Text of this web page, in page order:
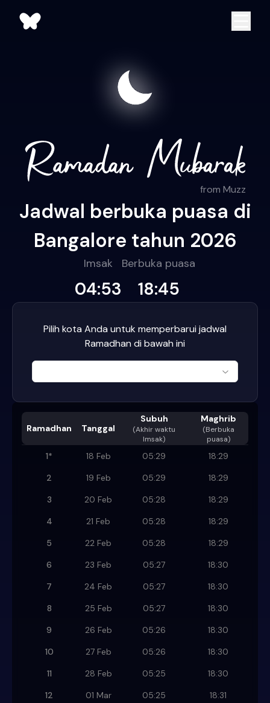
from Muzz
Jadwal berbuka puasa di
Bangalore tahun 2026
Imsak
04:53
Berbuka puasa
18:45
Pilih kota Anda untuk memperbarui jadwal
Ramadhan di bawah ini
Ramadhan Tanggal
Subuh
(Akhir waktu
Imsak)
Maghrib
(Berbuka
puasa)
1* 18 Feb 05:29
18:29
2
19 Feb 05:29
18:29
3
20 Feb 05:28
18:29
4
21 Feb 05:28
18:29
5
22 Feb 05:28
18:29
6
23 Feb 05:27
18:30
7
24 Feb 05:27
18:30
8
25 Feb 05:27
18:30
9
26 Feb 05:26
18:30
10
27 Feb 05:26
18:30
11
28 Feb 05:25
18:30
12
01 Mar 05:25
18:31